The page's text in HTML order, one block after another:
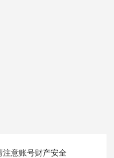
注意账号财产安全